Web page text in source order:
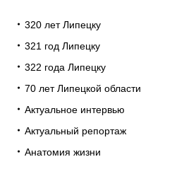
320 лет Липецку
321 год Липецку
322 года Липецку
70 лет Липецкой области
Актуальное интервью
Актуальный репортаж
Анатомия жизни